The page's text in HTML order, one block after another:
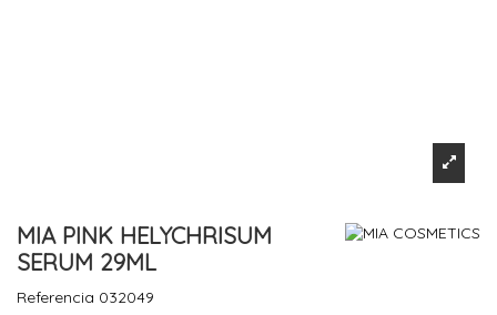
MIA PINK HELYCHRISUM
SERUM 29ML
Referencia 032049